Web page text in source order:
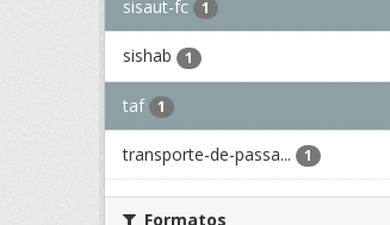
sisaut-fc 1
sishab 1
taf 1
transporte-de-passa... 1
Formatos